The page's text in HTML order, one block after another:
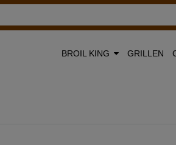
BROIL KING GRILLEN